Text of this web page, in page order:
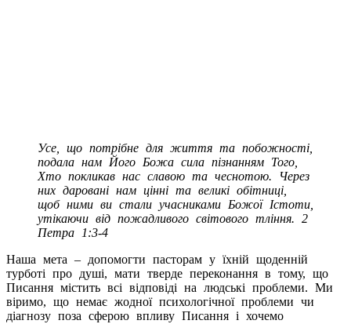
Усе, що потрібне для життя та побожності,
подала нам Його Божа сила пізнанням Того,
Хто покликав нас славою та чеснотою. Через
них даровані нам цінні та великі обітниці,
щоб ними ви стали учасниками Божої Істоти,
утікаючи від пожадливого світового тління. 2
Петра 1:3-4
Наша мета – допомогти пасторам у їхній щоденній
турботі про душі, мати тверде переконання в тому, що
Писання містить всі відповіді на людські проблеми. Ми
віримо, що немає жодної психологічної проблеми чи
діагнозу поза сферою впливу Писання і хочемо